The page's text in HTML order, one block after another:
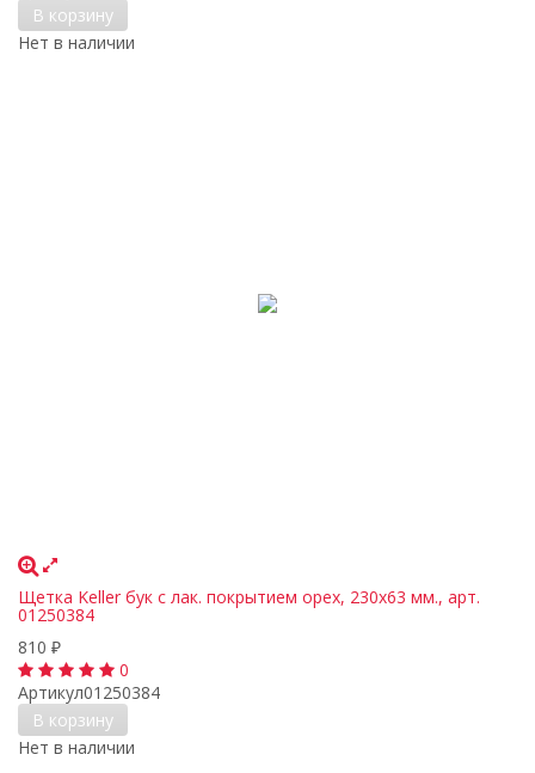
В корзину
Нет в наличии
Щетка Keller бук с лак. покрытием орех, 230х63 мм., арт.
01250384
810 ₽
0
Артикул01250384
В корзину
Нет в наличии